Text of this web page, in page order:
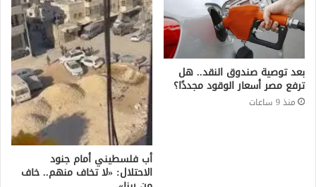
بعد توصية صندوق النقد.. هل
ترفع مصر أسعار الوقود مجددًا؟
منذ 9 ساعات
أب فلسطيني أمام جنود
الاحتلال: «لا تخاف منهم.. خاف